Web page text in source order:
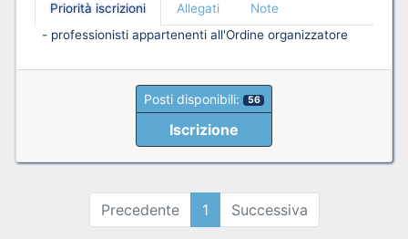
Priorità iscrizioni Allegati
Note
- professionisti appartenenti all'Ordine organizzatore
Posti disponibili: 56
Iscrizione
Precedente 1 Successiva